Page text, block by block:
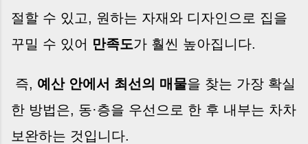
절할 수 있고, 원하는 자재와 디자인으로 집을
꾸밀 수 있어 만족도가 훨씬 높아집니다.
즉, 예산 안에서 최선의 매물을 찾는 가장 확실
한 방법은, 동·층을 우선으로 한 후 내부는 차차
보완하는 것입니다.